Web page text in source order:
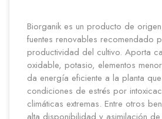
Biorganik es un producto de
fuentes renovables recomendado
productividad del cultivo. Aporta
oxidable, potasio, elementos
da energía eficiente a la planta
condiciones de estrés por
climáticas extremas. Entre otros